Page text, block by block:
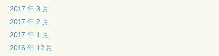
2017 年 3 月
2017 年 2 月
2017 年 1 月
2016 年 12 月